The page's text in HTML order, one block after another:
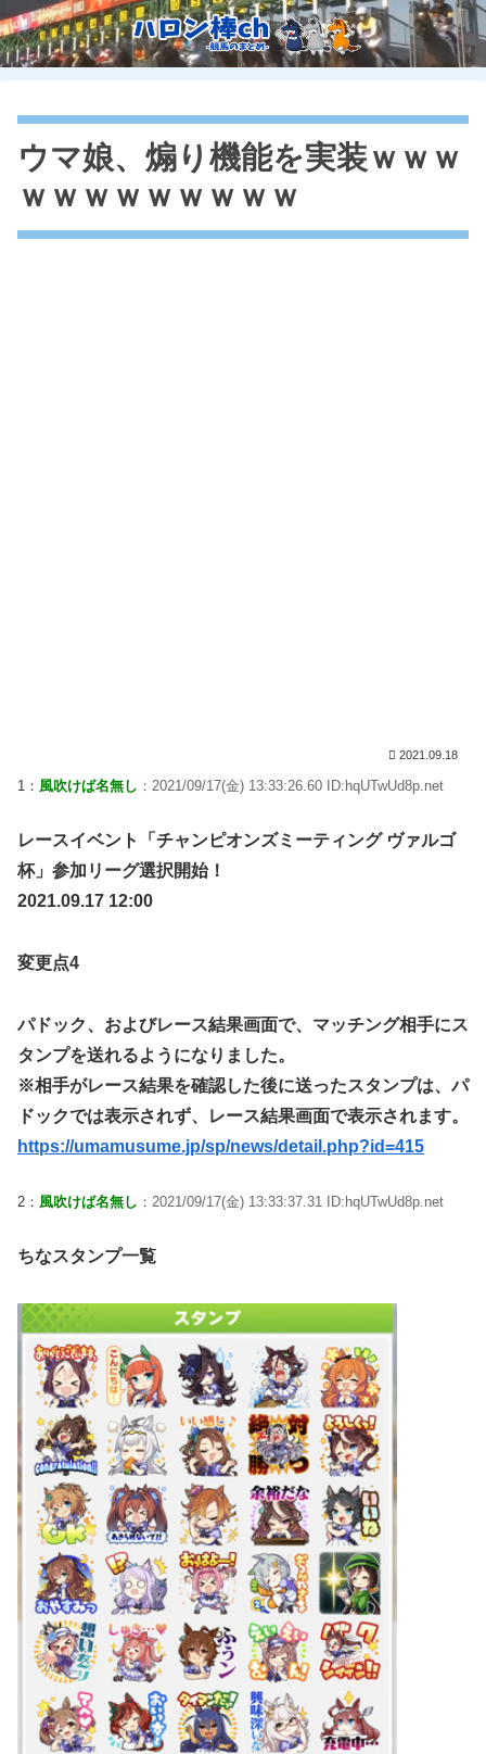
ウマ娘、煽り機能を実装ｗｗｗ
ｗｗｗｗｗｗｗｗｗ
2021.09.18
1： 風吹けば名無し ：2021/09/17(金) 13:33:26.60 ID:hqUTwUd8p.net
レースイベント「チャンピオンズミーティング ヴァルゴ
杯」参加リーグ選択開始！
2021.09.17 12:00
変更点4
パドック、およびレース結果画面で、マッチング相手にス
タンプを送れるようになりました。
※相手がレース結果を確認した後に送ったスタンプは、パ
ドックでは表示されず、レース結果画面で表示されます。
https://umamusume.jp/sp/news/detail.php?id=415
2： 風吹けば名無し ：2021/09/17(金) 13:33:37.31 ID:hqUTwUd8p.net
ちなスタンプ一覧